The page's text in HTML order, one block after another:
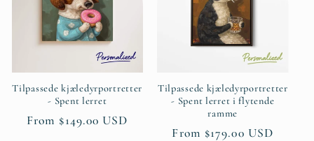
Tilpassede kjæledyrportretter
- Spent lerret
Ordinær
From $149.00 USD
Tilpassede kjæledyrportretter
- Spent lerret i flytende
ramme
Ordinær
From $179.00 USD